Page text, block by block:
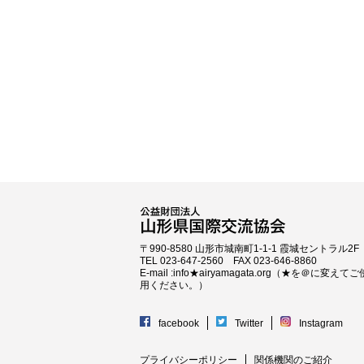
〒990-8580 山形市城南町1-1-1 霞城セントラル2F
TEL 023-647-2560 FAX 023-646-8860
E-mail :info★airyamagata.org（★を＠に変えてご
用ください。）
facebook Twitter Instagram
プライバシーポリシー 関係機関のご紹介